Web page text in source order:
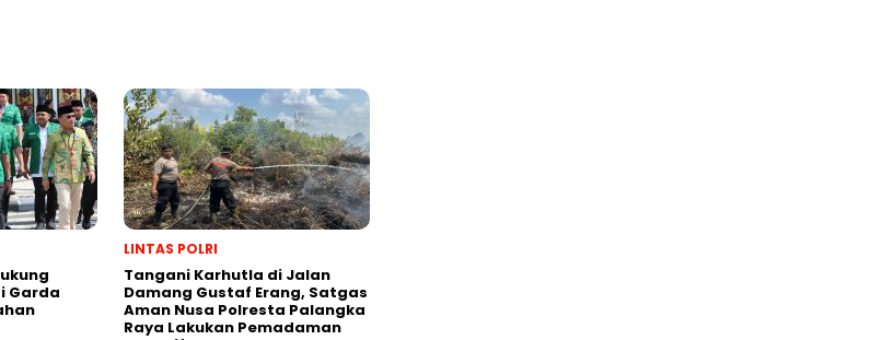
Garda
LINTAS POLRI
Tangani Karhutla di Jalan
Damang Gustaf Erang, Satgas
Aman Nusa Polresta Palangka
Raya Lakukan Pemadaman